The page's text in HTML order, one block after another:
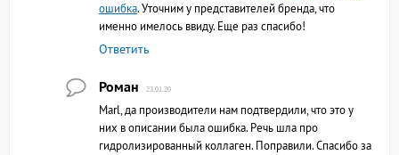
ошибка. Уточним у представителей бренда, что
именно имелось ввиду. Еще раз спасибо!
Ответить
Роман 23.01.20
Marl, да производители нам подтвердили, что это у
них в описании была ошибка. Речь шла про
гидролизированный коллаген. Поправили. Спасибо за